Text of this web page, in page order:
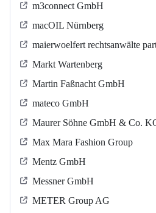
m3connect GmbH
macOIL Nürnberg
maierwoelfert rechtsanwälte
Markt Wartenberg
Martin Faßnacht GmbH
mateco GmbH
Maurer Söhne GmbH & Co.
Max Mara Fashion Group
Mentz GmbH
Messner GmbH
METER Group AG